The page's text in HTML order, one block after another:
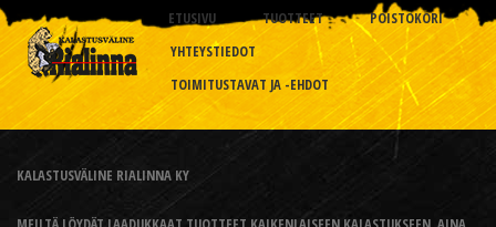
ETUSIVU TUOTTEET
POISTOKORI
YHTEYSTIEDOT
TOIMITUSTAVAT JA -EHDOT
KALASTUSVÄLINE RIALINNA KY